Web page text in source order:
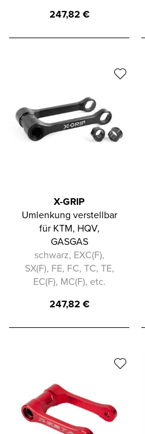
247,82 €
X-GRIP
Umlenkung verstellbar
für KTM, HQV,
GASGAS
schwarz, EXC(F),
SX(F), FE, FC, TC, TE,
EC(F), MC(F), etc.
247,82 €